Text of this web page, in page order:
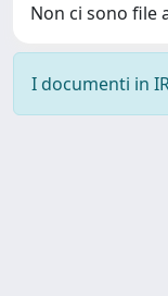
Non ci sono file
I documenti in